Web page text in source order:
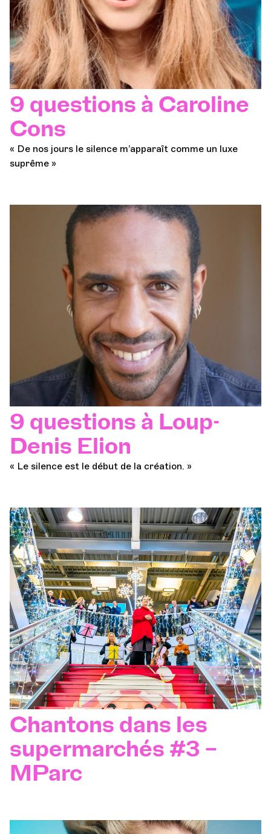
9 questions à Caroline
Cons
« De nos jours le silence m’apparaît comme un luxe
suprême »
9 questions à Loup-
Denis Elion
« Le silence est le début de la création. »
Chantons dans les
supermarchés #3 –
MParc